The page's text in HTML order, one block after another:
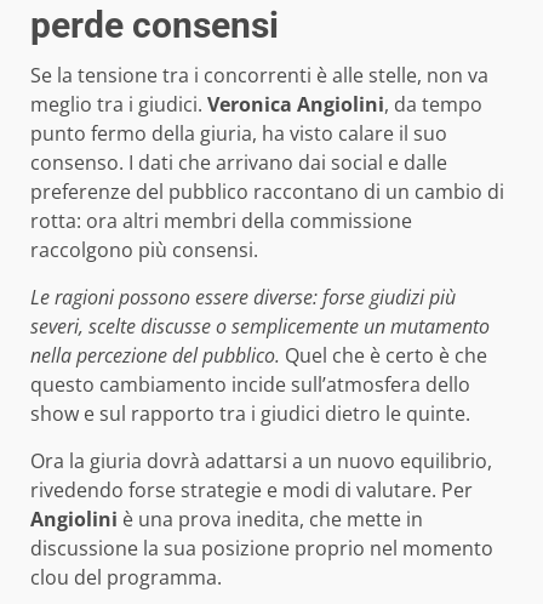
perde consensi
Se la tensione tra i concorrenti è alle stelle, non va
meglio tra i giudici. Veronica Angiolini, da tempo
punto fermo della giuria, ha visto calare il suo
consenso. I dati che arrivano dai social e dalle
preferenze del pubblico raccontano di un cambio di
rotta: ora altri membri della commissione
raccolgono più consensi.
Le ragioni possono essere diverse: forse giudizi più
severi, scelte discusse o semplicemente un mutamento
nella percezione del pubblico. Quel che è certo è che
questo cambiamento incide sull’atmosfera dello
show e sul rapporto tra i giudici dietro le quinte.
Ora la giuria dovrà adattarsi a un nuovo equilibrio,
rivedendo forse strategie e modi di valutare. Per
Angiolini è una prova inedita, che mette in
discussione la sua posizione proprio nel momento
clou del programma.